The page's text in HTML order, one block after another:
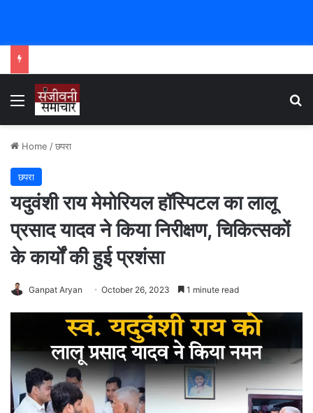
Menu
Home /छपरा
छपरा
यदुवंशी राय मेमोरियल हॉस्पिटल का लालू
प्रसाद यादव ने किया निरीक्षण, चिकित्सकों
के कार्यों की हुई प्रशंसा
Ganpat Aryan October 26, 2023 1 minute read